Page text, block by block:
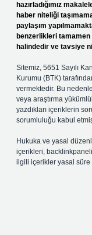
hazırladığımız
haber niteliği
paylaşım
benzerlikleri
halindedir ve tavsiye
Sitemiz, 5651 Sayılı
Kurumu (BTK)
vermektedir. Bu
veya araştırma
yazdıkları içeriklerin
sorumluluğu kabul etmiş
Hukuka ve yasal
içerikleri,
ilgili içerikler yasal süre